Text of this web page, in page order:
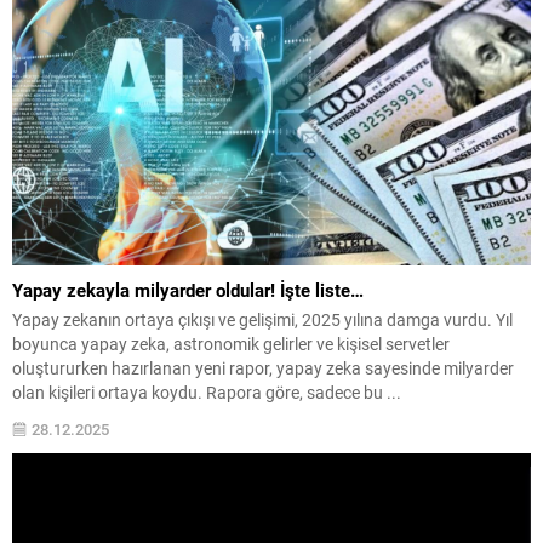
Yapay zekayla milyarder oldular! İşte liste…
Yapay zekanın ortaya çıkışı ve gelişimi, 2025 yılına damga vurdu. Yıl
boyunca yapay zeka, astronomik gelirler ve kişisel servetler
oluştururken hazırlanan yeni rapor, yapay zeka sayesinde milyarder
olan kişileri ortaya koydu. Rapora göre, sadece bu ...
28.12.2025